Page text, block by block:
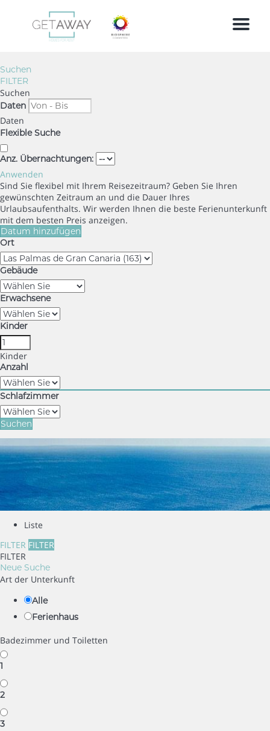
Menu
Suchen
FILTER
Suchen
Daten
Daten
Flexible Suche
Anz. Übernachtungen:
Anwenden
Sind Sie flexibel mit Ihrem Reisezeitraum? Geben Sie Ihren
gewünschten Zeitraum an und die Dauer Ihres
Urlaubsaufenthalts. Wir werden Ihnen die beste Ferienunterkunft
mit dem besten Preis anzeigen.
Datum hinzufügen
Ort
Gebäude
Erwachsene
Kinder
Kinder
Anzahl
Schlafzimmer
Suchen
Liste
FILTER FILTER
FILTER
Neue Suche
Art der Unterkunft
Alle
Ferienhaus
Badezimmer und Toiletten
1
2
3